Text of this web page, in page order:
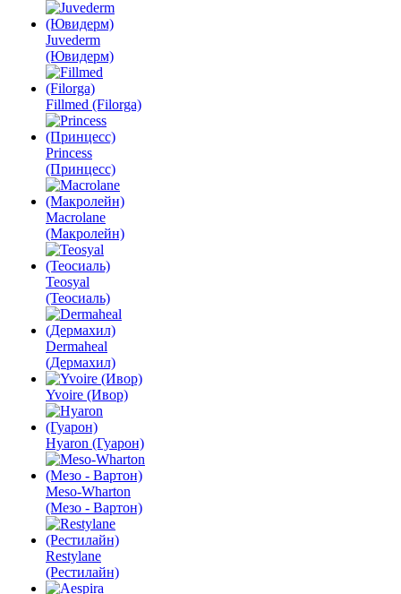
Juvederm
(Ювидерм)
Fillmed (Filorga)
Princess
(Принцесс)
Macrolane
(Макролейн)
Teosyal
(Теосиаль)
Dermaheal
(Дермахил)
Yvoire (Ивор)
Hyaron (Гуарон)
Meso-Wharton
(Мезо - Вартон)
Restylane
(Рестилайн)